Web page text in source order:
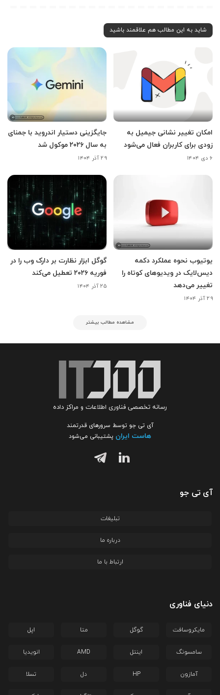
شاید به این مطالب هم علاقمند باشید
امکان تغییر نشانی جیمیل به
زودی برای کاربران فعال می‌شود
۶ دی ۱۴۰۴
جایگزینی دستیار اندروید با جمنای
به سال ۲۰۲۶ موکول شد
۲۹ آذر ۱۴۰۴
یوتیوب نحوه عملکرد دکمه
دیس‌لایک در ویدیوهای کوتاه را
تغییر می‌دهد
۲۹ آذر ۱۴۰۴
گوگل ابزار نظارت بر دارک وب را در
فوریه ۲۰۲۶ تعطیل می‌کند
۲۵ آذر ۱۴۰۴
مشاهده مطالب بیشتر
رسانه تخصصی فناوری اطلاعات و مراکز داده
آی تی جو توسط سرورهای قدرتمند
هاست ایران پشتیبانی می‌شود
آی تی جو
تبلیغات
درباره ما
ارتباط با ما
دنیای فناوری
مایکروسافت گوگل متا اپل
سامسونگ اینتل AMD انویدیا
آمازون HP دل تسلا